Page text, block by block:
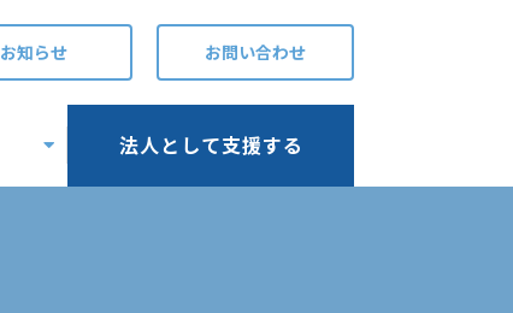
お知らせ お問い合わせ
法人として支援する